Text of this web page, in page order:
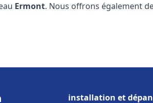
Ermont. Nous offrons également
installation et